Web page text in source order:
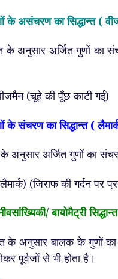
के असंचरण का सिद्धान्त (
अनुसार अर्जित गुणों का
(चूहे की पूँछ काटी गई)
के संचरण का सिद्धान्त (
अनुसार अर्जित गुणों का
(जिराफ की गर्दन पर
बायोमैट्री सिद्धान्त
के अनुसार बालक के गुणों
पूर्वजों से भी होता है।